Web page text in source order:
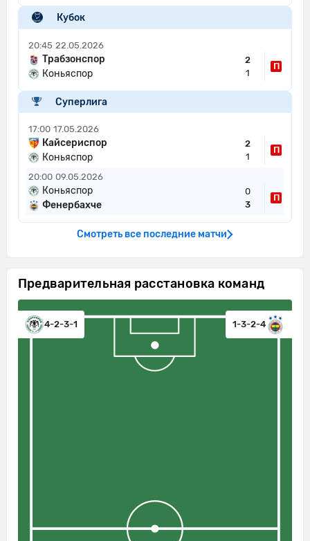
Кубок
20:45 22.05.2026
Трабзонспор
Коньяспор
2
1
П
Суперлига
17:00 17.05.2026
Кайсериспор
Коньяспор
2
1
П
20:00 09.05.2026
Коньяспор
Фенербахче
0
3
П
Смотреть все последние матчи
Предварительная расстановка команд
4-2-3-1 1-3-2-4